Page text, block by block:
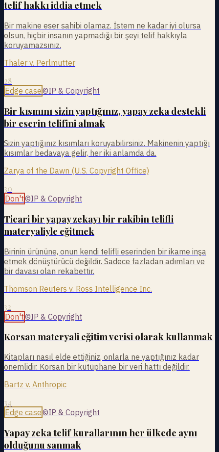
telif hakkı iddia etmek
Bir makine eser sahibi olamaz. İstem ne kadar iyi olursa
olsun, hiçbir insanın yapmadığı bir şeyi telif hakkıyla
koruyamazsınız.
Thaler v. Perlmutter
28
Edge case©IP & Copyright
Bir kısmını sizin yaptığınız, yapay zeka destekli
bir eserin telifini almak
Sizin yaptığınız kısımları koruyabilirsiniz. Makinenin yaptığı
kısımlar bedavaya gelir, her iki anlamda da.
Zarya of the Dawn (U.S. Copyright Office)
30
Don't©IP & Copyright
Ticari bir yapay zekayı bir rakibin telifli
materyaliyle eğitmek
Birinin ürününe, onun kendi telifli eserinden bir ikame inşa
etmek dönüştürücü değildir. Sadece fazladan adımları ve
bir davası olan rekabettir.
Thomson Reuters v. Ross Intelligence Inc.
32
Don't©IP & Copyright
Korsan materyali eğitim verisi olarak kullanmak
Kitapları nasıl elde ettiğiniz, onlarla ne yaptığınız kadar
önemlidir. Korsan bir kütüphane bir veri hattı değildir.
Bartz v. Anthropic
34
Edge case©IP & Copyright
Yapay zeka telif kurallarının her ülkede aynı
olduğunu sanmak